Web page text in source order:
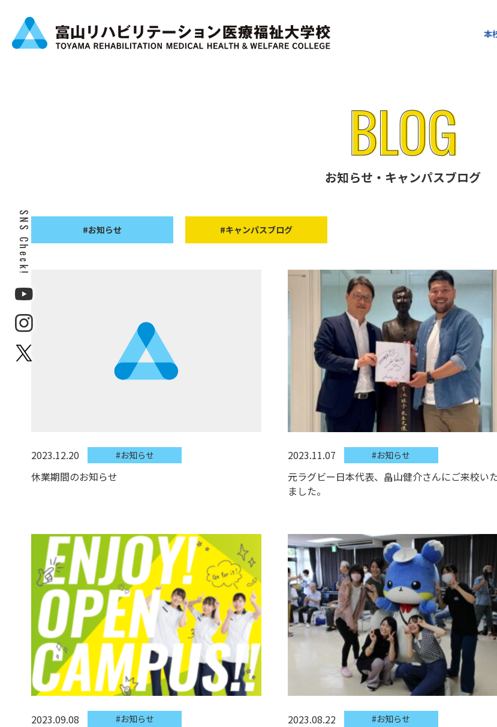
本
SNS Check!
お知らせ・キャンパスブログ
#お知らせ #キャンパスブログ
2023.12.20 #お知らせ
休業期間のお知らせ
2023.11.07 #お知らせ
元ラグビー日本代表、畠山健介さんにご来校い
ました。
2023.09.08 #お知らせ 2023.08.22 #お知らせ